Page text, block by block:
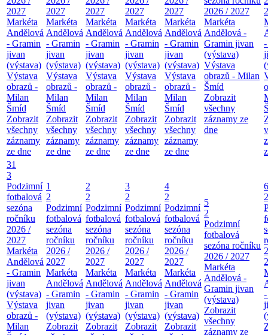
2027
Markéta
Andělová
- Gramin
jivan
(výstava)
Výstava
obrazů -
Milan
Šmíd
Zobrazit
všechny
záznamy
ze dne
2027
Markéta
Andělová
- Gramin
jivan
(výstava)
Výstava
obrazů -
Milan
Šmíd
Zobrazit
všechny
záznamy
ze dne
2027
Markéta
Andělová
- Gramin
jivan
(výstava)
Výstava
obrazů -
Milan
Šmíd
Zobrazit
všechny
záznamy
ze dne
2027
Markéta
Andělová
- Gramin
jivan
(výstava)
Výstava
obrazů -
Milan
Šmíd
Zobrazit
všechny
záznamy
ze dne
2027
Markéta
Andělová
- Gramin
jivan
(výstava)
Výstava
obrazů -
Milan
Šmíd
Zobrazit
všechny
záznamy
ze dne
2026 / 2027
Markéta
Andělová -
Gramin jivan
(výstava)
Výstava
obrazů - Milan
Šmíd
Zobrazit
všechny
záznamy ze
dne
31
3
Podzimní
fotbalová
sezóna
ročníku
2026 /
2027
Markéta
Andělová
- Gramin
jivan
(výstava)
Výstava
obrazů -
Milan
1
2
Podzimní
fotbalová
sezóna
ročníku
2026 /
2027
Markéta
Andělová
- Gramin
jivan
(výstava)
Zobrazit
2
2
Podzimní
fotbalová
sezóna
ročníku
2026 /
2027
Markéta
Andělová
- Gramin
jivan
(výstava)
Zobrazit
3
2
Podzimní
fotbalová
sezóna
ročníku
2026 /
2027
Markéta
Andělová
- Gramin
jivan
(výstava)
Zobrazit
4
2
Podzimní
fotbalová
sezóna
ročníku
2026 /
2027
Markéta
Andělová
- Gramin
jivan
(výstava)
Zobrazit
5
2
Podzimní
fotbalová
sezóna ročníku
2026 / 2027
Markéta
Andělová -
Gramin jivan
(výstava)
Zobrazit
všechny
záznamy ze
6
2